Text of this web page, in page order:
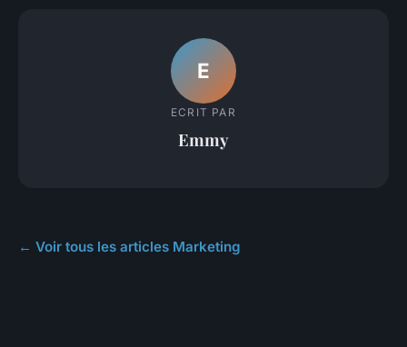
E
ECRIT PAR
Emmy
← Voir tous les articles Marketing